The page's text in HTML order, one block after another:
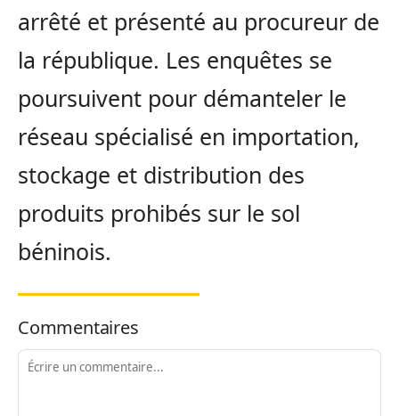
arrêté et présenté au procureur de
la république. Les enquêtes se
poursuivent pour démanteler le
réseau spécialisé en importation,
stockage et distribution des
produits prohibés sur le sol
béninois.
Commentaires